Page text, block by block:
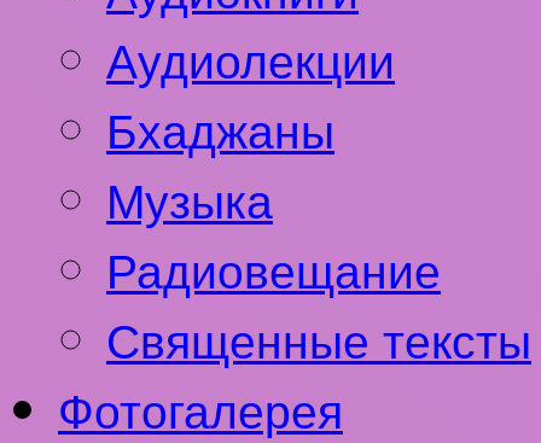
Аудиолекции
Бхаджаны
Музыка
Радиовещание
Священные тексты
Фотогалерея